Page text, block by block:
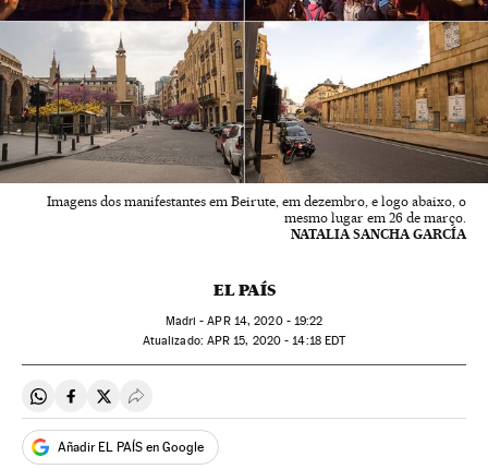
Imagens dos manifestantes em Beirute, em dezembro, e logo abaixo, o
mesmo lugar em 26 de março.
NATALIA SANCHA GARCÍA
EL PAÍS
Madri -APR14, 2020 - 19:22
atualizado: APR 15, 2020 - 14:18EDT
Compartir en Whatsapp
Compartir en Facebook
Compartir en Twitter
Desplegar Redes Sociales
Añadir EL PAÍS en Google